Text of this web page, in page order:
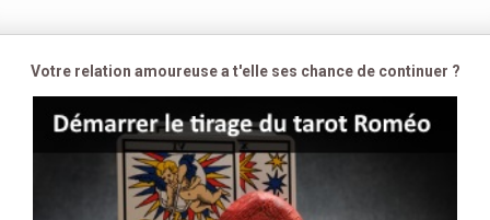
Votre relation amoureuse a t'elle ses chance de continuer ?